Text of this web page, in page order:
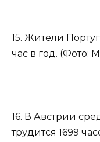
15. Жители
час в год. (Фото:
16. В Австрии
трудится 1699